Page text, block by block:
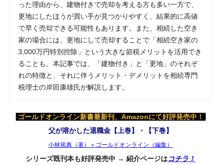
った理由から、建物付きで売却を考える方も多い一方で、
更地にしたほうが買い手が見つかりやすく、結果的に高値
で早く売却できる可能性もあります。また、相続した空き
家の場合には、更地にして売却することで「相続空き家の
3,000万円特別控除」という大きな節税メリットを活用でき
ることも。本記事では、「建物付き」と「更地」のそれぞ
れの特徴と、それに伴うメリット・デメリットを相続専門
税理士の岸田康雄氏が解説します。
ゴールドオンライン新書最新刊、Amazonにて好評発売中！
父が溶かした退職金【上巻】・【下巻】
小林篤典（著）＋ゴールドオンライン（編集）
シリーズ既刊本も好評発売中 → 紹介ページはコチラ！